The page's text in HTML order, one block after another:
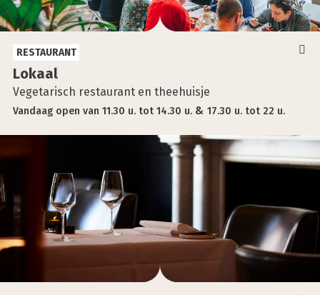
Lokaal
Vegetarisch restaurant en theehuisje
RESTAURANT
Vandaag open van 11.30 u. tot 14.30 u. 17.30 u. tot22 u.